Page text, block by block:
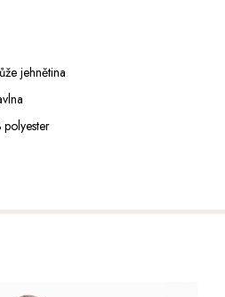
zip, 2x na knoflík
s podélným zipem
štepováním
jehnětina
původu